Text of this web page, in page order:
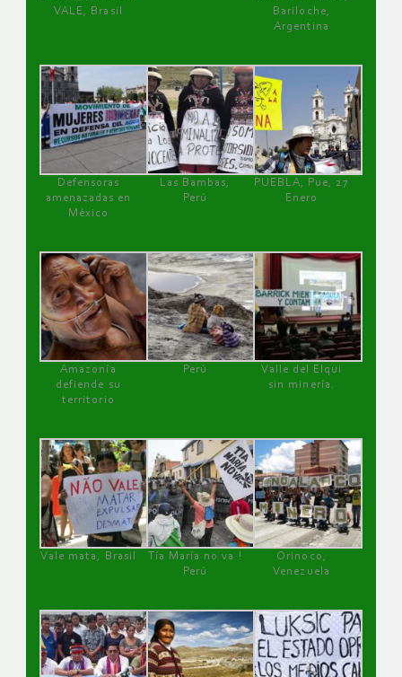
VALE, Brasil
Bariloche,
Argentina
Defensoras
amenazadas en
México
Las Bambas,
Perú
PUEBLA, Pue, 27
Enero
Amazonía
defiende su
territorio
Perú
Valle del Elqui
sin minería.
Vale mata, Brasil
Tía María no va !
Perú
Orinoco,
Venezuela